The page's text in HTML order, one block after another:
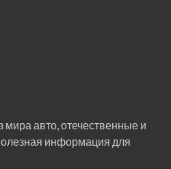
авто, отечественные и
информация для